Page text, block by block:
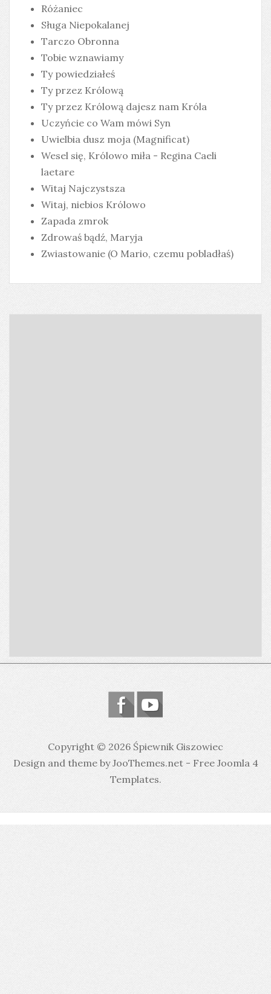
Różaniec
Sługa Niepokalanej
Tarczo Obronna
Tobie wznawiamy
Ty powiedziałeś
Ty przez Królową
Ty przez Królową dajesz nam Króla
Uczyńcie co Wam mówi Syn
Uwielbia dusz moja (Magnificat)
Wesel się, Królowo miła - Regina Caeli
laetare
Witaj Najczystsza
Witaj, niebios Królowo
Zapada zmrok
Zdrowaś bądź, Maryja
Zwiastowanie (O Mario, czemu pobladłaś)
Copyright © 2026 Śpiewnik Giszowiec
Design and theme by JooThemes.net - Free Joomla 4
Templates.